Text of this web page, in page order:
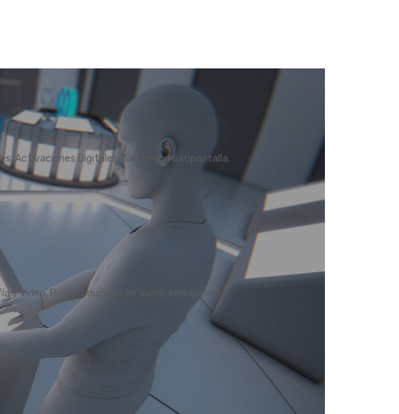
Activaciones Digitales, Sistemas Multipantalla.
y Video, Postproducción de Video, Impresión 3D.